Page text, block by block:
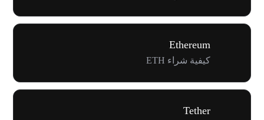
Ethereum
كيفية شراء ETH
Tether